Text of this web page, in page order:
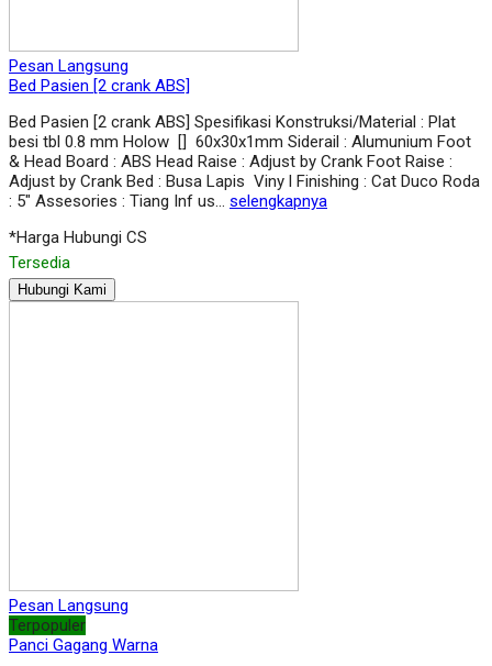
Pesan Langsung
Bed Pasien [2 crank ABS]
Bed Pasien [2 crank ABS] Spesifikasi Konstruksi/Material : Plat
besi tbl 0.8 mm Holow [] 60x30x1mm Siderail : Alumunium Foot
& Head Board : ABS Head Raise : Adjust by Crank Foot Raise :
Adjust by Crank Bed : Busa Lapis Viny l Finishing : Cat Duco Roda
: 5″ Assesories : Tiang Inf us… selengkapnya
*Harga Hubungi CS
Tersedia
Hubungi Kami
Pesan Langsung
Terpopuler
Panci Gagang Warna